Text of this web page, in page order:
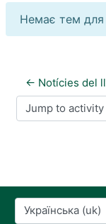
Немає тем для
← Notícies del
Jump to activity
Мова інтерфейсу